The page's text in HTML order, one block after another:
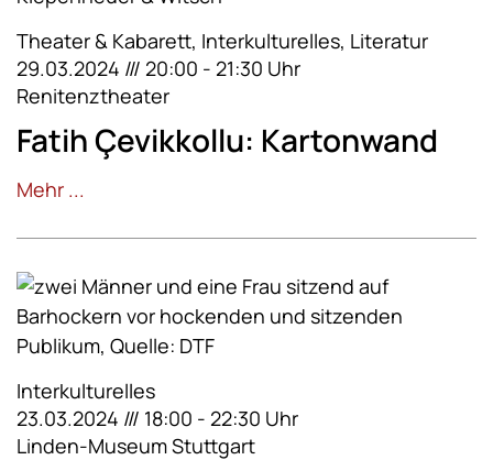
Theater & Kabarett, Interkulturelles, Literatur
29.03.2024 /// 20:00 - 21:30 Uhr
Renitenztheater
Fatih Çevikkollu: Kartonwand
Mehr ...
Interkulturelles
23.03.2024 /// 18:00 - 22:30 Uhr
Linden-Museum Stuttgart